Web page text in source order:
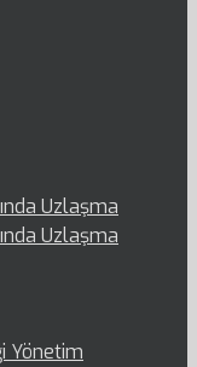
Uzlaşma
Uzlaşma
Yönetim